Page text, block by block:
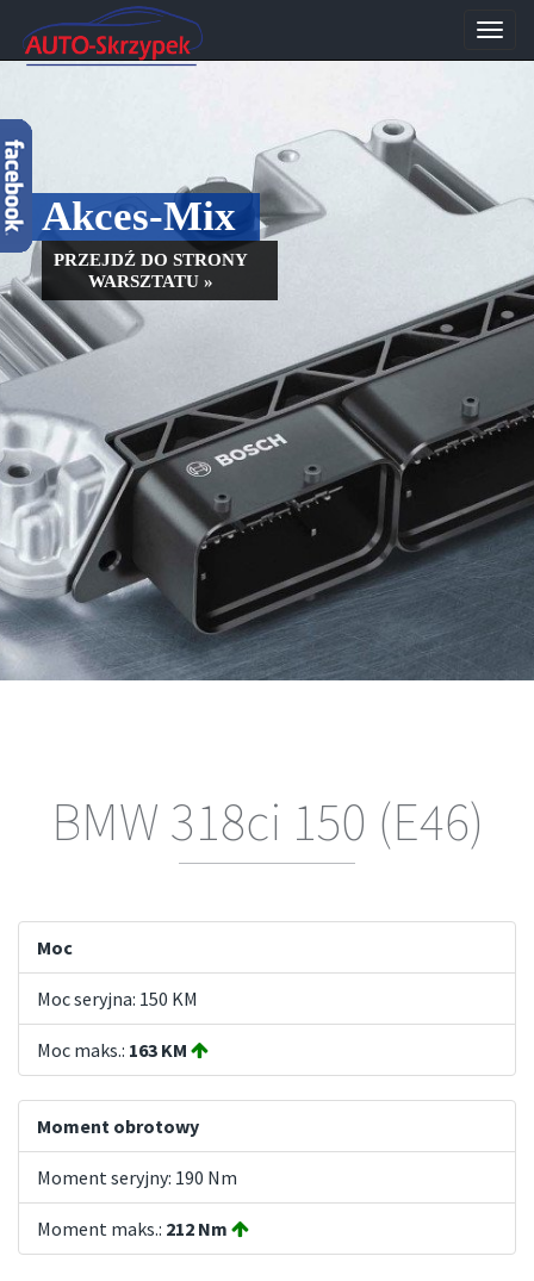
Akces-Mix
PRZEJDŹ DO STRONY
WARSZTATU »
BMW 318ci 150 (E46)
Moc
Moc seryjna: 150 KM
Moc maks.: 163 KM
Moment obrotowy
Moment seryjny: 190 Nm
Moment maks.: 212 Nm